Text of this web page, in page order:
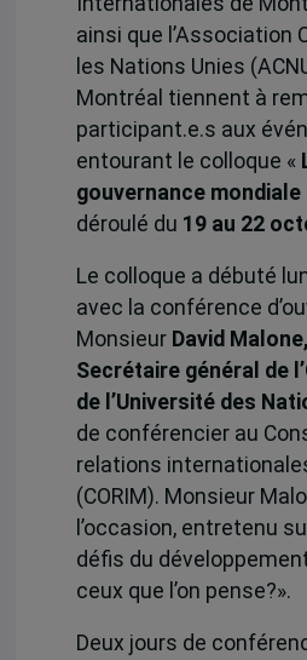
ainsi que l’Association
les Nations Unies
Montréal tiennent à
participant.e.s aux
entourant le colloque «
gouvernance mondiale
déroulé du 19 au 22
Le colloque a débuté
avec la conférence
Monsieur David
Secrétaire général de
de l’Université des
de conférencier au
relations
(CORIM). Monsieur
l’occasion, entretenu
défis du
ceux que l’on pense?».
Deux jours de